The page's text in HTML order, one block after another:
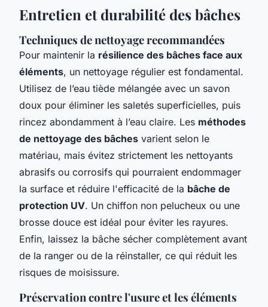
Entretien et durabilité des bâches
Techniques de nettoyage recommandées
Pour maintenir la résilience des bâches face aux
éléments, un nettoyage régulier est fondamental.
Utilisez de l’eau tiède mélangée avec un savon
doux pour éliminer les saletés superficielles, puis
rincez abondamment à l’eau claire. Les méthodes
de nettoyage des bâches varient selon le
matériau, mais évitez strictement les nettoyants
abrasifs ou corrosifs qui pourraient endommager
la surface et réduire l'efficacité de la bâche de
protection UV. Un chiffon non pelucheux ou une
brosse douce est idéal pour éviter les rayures.
Enfin, laissez la bâche sécher complètement avant
de la ranger ou de la réinstaller, ce qui réduit les
risques de moisissure.
Préservation contre l'usure et les éléments